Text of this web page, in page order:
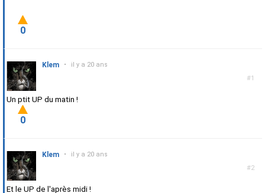
0
#1
Klem • il y a 20 ans
Un ptit UP du matin !
0
#2
Klem • il y a 20 ans
Et le UP de l'après midi !